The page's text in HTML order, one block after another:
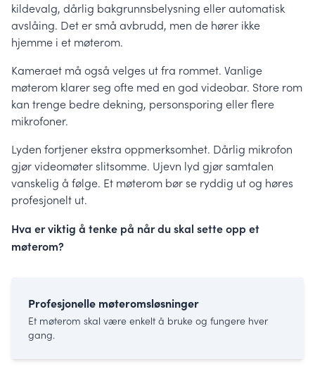
kildevalg, dårlig bakgrunnsbelysning eller automatisk
avslåing. Det er små avbrudd, men de hører ikke
hjemme i et møterom.
Kameraet må også velges ut fra rommet. Vanlige
møterom klarer seg ofte med en god videobar. Store rom
kan trenge bedre dekning, personsporing eller flere
mikrofoner.
Lyden fortjener ekstra oppmerksomhet. Dårlig mikrofon
gjør videomøter slitsomme. Ujevn lyd gjør samtalen
vanskelig å følge. Et møterom bør se ryddig ut og høres
profesjonelt ut.
Hva er viktig å tenke på når du skal sette opp et
møterom?
Profesjonelle møteromsløsninger
Et møterom skal være enkelt å bruke og fungere hver
gang.